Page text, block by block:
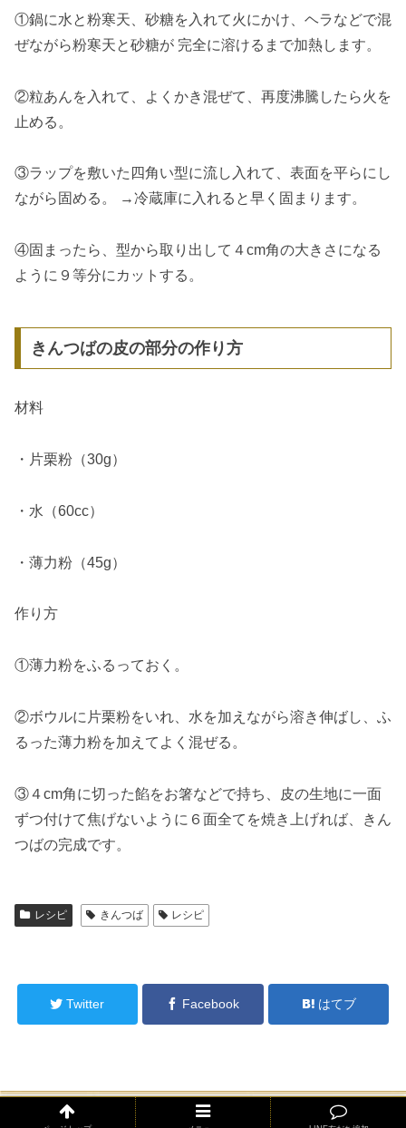
①鍋に水と粉寒天、砂糖を入れて火にかけ、ヘラなどで混
ぜながら粉寒天と砂糖が 完全に溶けるまで加熱します。
②粒あんを入れて、よくかき混ぜて、再度沸騰したら火を
止める。
③ラップを敷いた四角い型に流し入れて、表面を平らにし
ながら固める。 →冷蔵庫に入れると早く固まります。
④固まったら、型から取り出して４cm角の大きさになる
ように９等分にカットする。
きんつばの皮の部分の作り方
材料
・片栗粉（30g）
・水（60cc）
・薄力粉（45g）
作り方
①薄力粉をふるっておく。
②ボウルに片栗粉をいれ、水を加えながら溶き伸ばし、ふ
るった薄力粉を加えてよく混ぜる。
③４cm角に切った餡をお箸などで持ち、皮の生地に一面
ずつ付けて焦げないように６面全てを焼き上げれば、きん
つばの完成です。
レシピ きんつば レシピ
Twitter Facebook はてブ
末広堂TOPページ プライバシーポリシー